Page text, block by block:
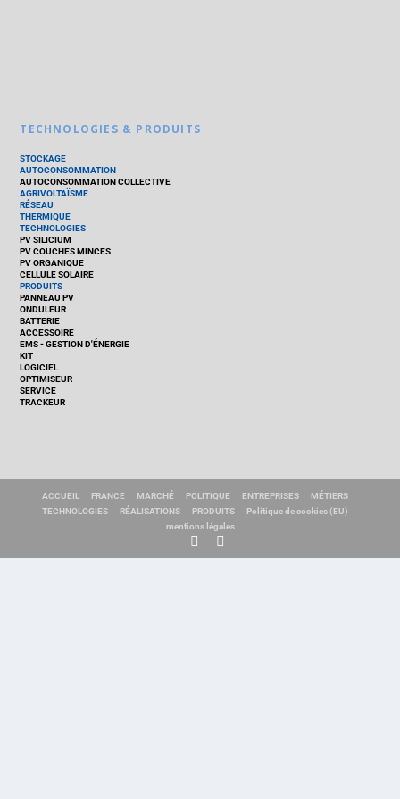
TECHNOLOGIES & PRODUITS
STOCKAGE
AUTOCONSOMMATION
AUTOCONSOMMATION COLLECTIVE
AGRIVOLTAÏSME
RÉSEAU
THERMIQUE
TECHNOLOGIES
PV SILICIUM
PV COUCHES MINCES
PV ORGANIQUE
CELLULE SOLAIRE
PRODUITS
PANNEAU PV
ONDULEUR
BATTERIE
ACCESSOIRE
EMS - GESTION D'ÉNERGIE
KIT
LOGICIEL
OPTIMISEUR
SERVICE
TRACKEUR
ACCUEIL FRANCE MARCHÉ POLITIQUE ENTREPRISES
MÉTIERS
TECHNOLOGIES
RÉALISATIONS PRODUITS
Politique de cookies (EU)
mentions légales